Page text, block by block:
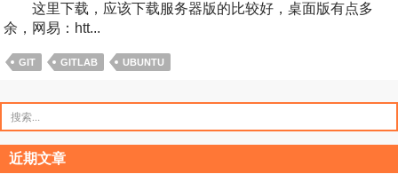
这里下载，应该下载服务器版的比较好，桌面版有点多
余，网易：htt...
GIT GITLAB UBUNTU
索：
近期文章